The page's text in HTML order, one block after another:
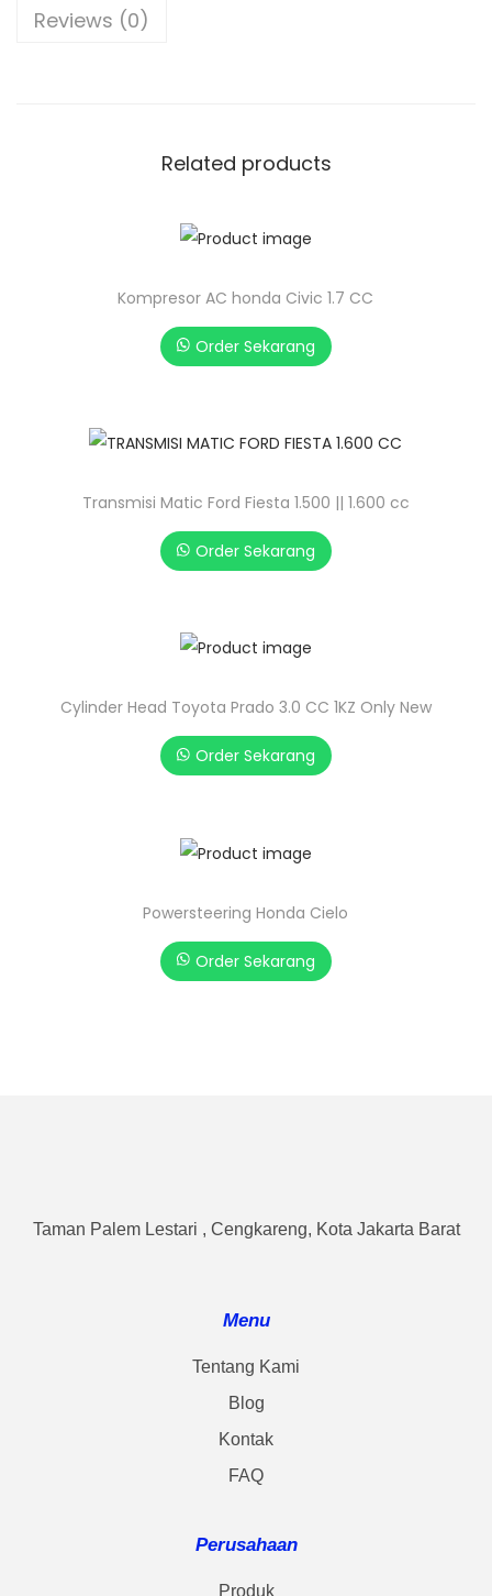
Reviews (0)
Related products
Kompresor AC honda Civic 1.7 CC
Order Sekarang
Transmisi Matic Ford Fiesta 1.500 || 1.600 cc
Order Sekarang
Cylinder Head Toyota Prado 3.0 CC 1KZ Only New
Order Sekarang
Powersteering Honda Cielo
Order Sekarang
Taman Palem Lestari , Cengkareng, Kota Jakarta Barat
Menu
Tentang Kami
Blog
Kontak
FAQ
Perusahaan
Produk